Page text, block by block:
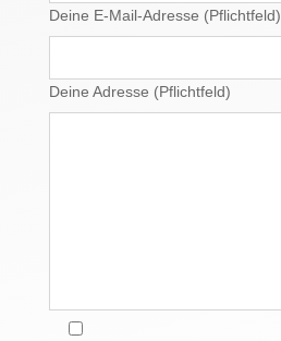
Deine E-Mail-Adresse (Pflichtfeld)
Deine Adresse (Pflichtfeld)